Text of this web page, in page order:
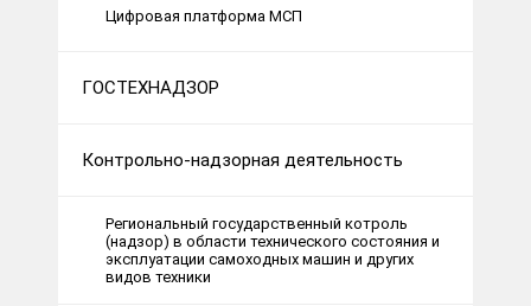
Цифровая платформа МСП
ГОСТЕХНАДЗОР
Контрольно-надзорная деятельность
Региональный государственный котроль
(надзор) в области технического состояния и
эксплуатации самоходных машин и других
видов техники